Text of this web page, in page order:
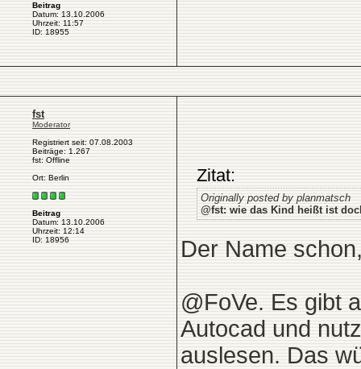
Beitrag
Datum: 13.10.2006
Uhrzeit: 11:57
ID: 18955
fst
Moderator
Registriert seit: 07.08.2003
Beiträge: 1.267
fst: Offline
Ort: Berlin
Beitrag
Datum: 13.10.2006
Uhrzeit: 12:14
ID: 18956
Zitat:
Originally posted by planmatsch
@fst: wie das Kind heißt ist
Der Name
@FoVe. Es gibt
Autocad und
auslesen. Das